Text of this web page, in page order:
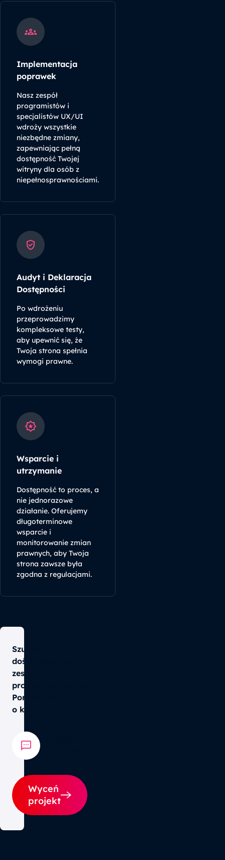
Implementacja
poprawek
Nasz zespół
programistów i
specjalistów UX/UI
wdroży wszystkie
niezbędne zmiany,
zapewniając pełną
dostępność Twojej
witryny dla osób z
niepełnosprawnościami.
Audyt i Deklaracja
Dostępności
Po wdrożeniu
przeprowadzimy
kompleksowe testy,
aby upewnić się, że
Twoja strona spełnia
wymogi prawne.
Wsparcie i
utrzymanie
Dostępność to proces, a
nie jednorazowe
działanie. Oferujemy
długoterminowe
wsparcie i
monitorowanie zmian
prawnych, aby Twoja
strona zawsze była
zgodna z regulacjami.
Szukasz
doświadczonego
zespołu
programistycznego?
Porozmawiajmy
o konkretach.
Wyceń
projekt